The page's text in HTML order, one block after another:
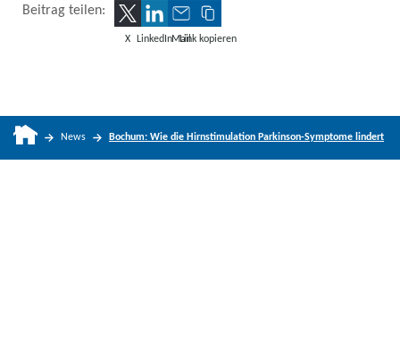
Beitrag teilen:
X LinkedInMailLink kopieren
News Bochum: Wie die Hirnstimulation Parkinson-Symptome lindert